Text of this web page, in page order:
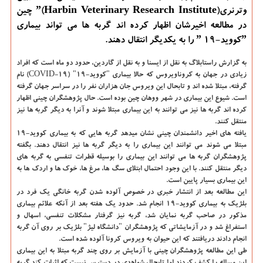
وترنریˮ(Harbin Veterinary Research Institute) چین
در مطالعه اخیرشان اظهار كرده اند گربه ها می تواند بیماری
ˮكووید-19 ˮ را به یكدیگر انتقال دهند.
به گزارش راستابلاگ به نقل از ایسنا و به نقل از گاردین، حدود دو ماه است كه افراد
زیادی در جهان به كروناویروس كه حالا بیماری "كووید-۱۹" (COVID-۱۹) نام
گرفته، مبتلا شده اند و تابحال این ویروس جان هزاران نفر را در سراسر جهان گرفته
است. شیوع این بیماری در شهر ووهان چین بوده است. حال پژوهشگران چینی اظهار
كرده اند گربه ها نیز می توانند به این بیماری مبتلا شوند و آنرا به دیگر گربه ها نیز
منتقل كنند.
یافته های اخیر دانشمندان چینی نشان میدهد گربه هایی كه به بیماری كووید-۱۹
مبتلا می شوند می توانند این بیماری را به دیگر گربه ها نیز انتقال دهند. بگفته
پژوهشگران گربه ها می توانند این بیماری را بوسیله قطرات تنفسی به گربه های
دیگر منتقل كنند. با این وجود احتمال ابتلای سگ ها، مرغ ها، خوك ها و اردك ها به
این بیماری بسیار پایین است.
این مطالعه بعد از انتشار خبری در خصوص آلوده شدن گربه خانگی یك فرد در
بلژیك به بیماری كووید-۱۹ انجام شد. حدود یك هفته بعد از آنكه علائم بیماری
مذكور در صاحب گربه نمایان شد، گربه نیز گرفتار مشكلات تنفسی، اسهال و
استفراغ شد و در آزمایشاتی كه پژوهشگران "دانشگاه لیژ" بلژیك بر روی آن گربه
انجام دادند دریافتند كه این حیوان به ویروس كرونا آلوده شده است.
طی این مطالعه پژوهشگران چینی با آزمایش بر روی چند گربه مبتلا به این بیماری